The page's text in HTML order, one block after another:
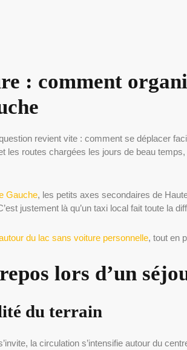
: comment
revient vite : comment se déplacer
routes chargées les jours de beau
Gauche, les petits axes secondaires de
justement là qu’un taxi local fait toute la
du lac sans voiture personnelle, tout en
lors d’un
du terrain
la circulation s’intensifie autour du